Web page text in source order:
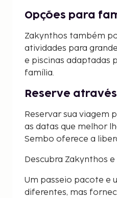
Opções para
Zakynthos também
atividades para
e piscinas adaptadas
família.
Reserve
Reservar sua viagem
as datas que melhor
Sembo oferece a
Descubra Zakynthos
Um passeio pacote e
diferentes, mas